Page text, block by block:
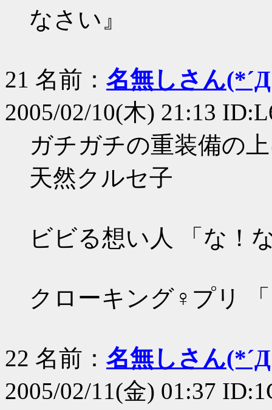
なさい』
21 名前： 名無しさん
2005/02/10(木) 21:13
ガチガチの重装備の
天然クルセ子
ビビる想い人 「な！
クローキング♀プリ
22 名前： 名無しさん
2005/02/11(金) 01:37